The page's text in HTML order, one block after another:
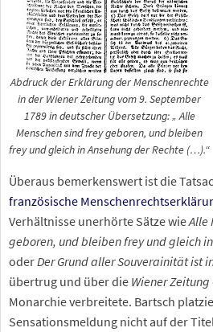
Abdruck der Erklärung der Menschenrechte
in derWiener Zeitung vom 9. September
1789 in deutscher Übersetzung: „Alle
Menschen sind frey geboren, und bleiben
frey und gleich in Ansehung der Rechte (…).“
Überaus bemerkenswert ist die
französische
Verhältnisse unerhörte Sätze wieAlle
geboren, und bleiben frey und gleich
oderDer Grund aller Souverainität ist
übertrug und über die Wiener Zeitung
Monarchie verbreitete. Bartsch
Sensationsmeldung nicht auf der